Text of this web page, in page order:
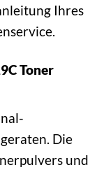
Ihres
Toner
Die
und